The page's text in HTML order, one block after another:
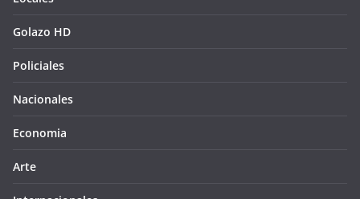
Golazo HD
Policiales
Nacionales
Economia
Arte